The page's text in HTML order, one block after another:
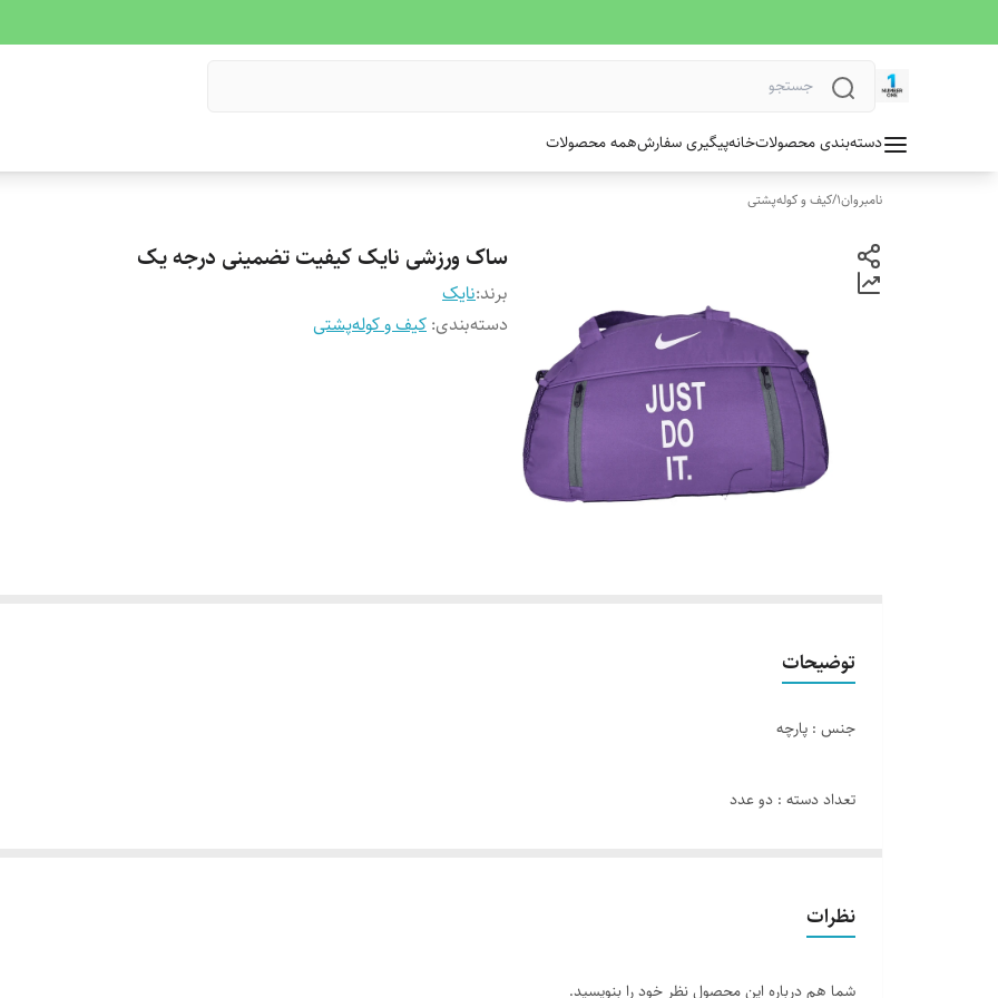
دسته‌بندی محصولاتخانهپیگیری سفارشهمه محصولات
نامبروان1 /کیف و کوله‌پشتی
ساک ورزشی نایک کیفیت تضمینی درجه یک
برند:نایک
دسته‌بندی: کیف و کوله‌پشتی
توضیحات
جنس : پارچه
تعداد دسته : دو عدد
محصولات وارداتی
نظرات
شما هم درباره این محصول نظر خود را بنویسید.